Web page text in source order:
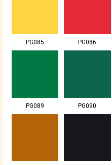
PG085 PG086
PG089 PG090